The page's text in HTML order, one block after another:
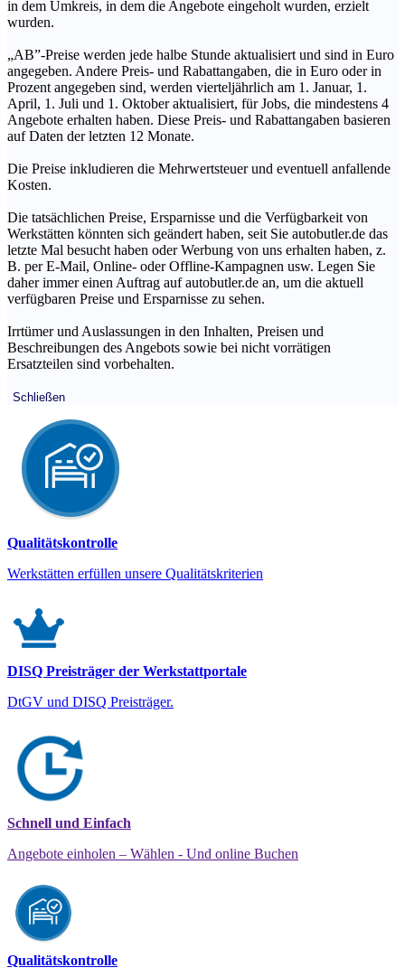
in dem Umkreis, in dem die Angebote eingeholt wurden, erzielt
wurden.
„AB”-Preise werden jede halbe Stunde aktualisiert und sind in Euro
angegeben. Andere Preis- und Rabattangaben, die in Euro oder in
Prozent angegeben sind, werden vierteljährlich am 1. Januar, 1.
April, 1. Juli und 1. Oktober aktualisiert, für Jobs, die mindestens 4
Angebote erhalten haben. Diese Preis- und Rabattangaben basieren
auf Daten der letzten 12 Monate.
Die Preise inkludieren die Mehrwertsteuer und eventuell anfallende
Kosten.
Die tatsächlichen Preise, Ersparnisse und die Verfügbarkeit von
Werkstätten könnten sich geändert haben, seit Sie autobutler.de das
letzte Mal besucht haben oder Werbung von uns erhalten haben, z.
B. per E-Mail, Online- oder Offline-Kampagnen usw. Legen Sie
daher immer einen Auftrag auf autobutler.de an, um die aktuell
verfügbaren Preise und Ersparnisse zu sehen.
Irrtümer und Auslassungen in den Inhalten, Preisen und
Beschreibungen des Angebots sowie bei nicht vorrätigen
Ersatzteilen sind vorbehalten.
Schließen
Qualitätskontrolle
Werkstätten erfüllen unsere Qualitätskriterien
DISQ Preisträger der Werkstattportale
DtGV und DISQ Preisträger.
Schnell und Einfach
Angebote einholen – Wählen - Und online Buchen
Qualitätskontrolle